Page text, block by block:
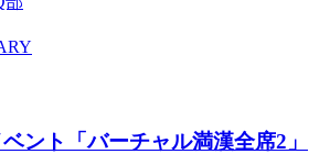
ント「バーチャル満漢全席2」